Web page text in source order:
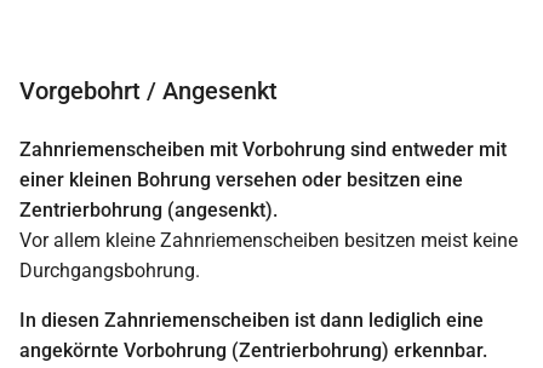
Vorgebohrt / Angesenkt
Zahnriemenscheiben mit Vorbohrung sind entweder mit
einer kleinen Bohrung versehen oder besitzen eine
Zentrierbohrung (angesenkt).
Vor allem kleine Zahnriemenscheiben besitzen meist keine
Durchgangsbohrung.
In diesen Zahnriemenscheiben ist dann lediglich eine
angekörnte Vorbohrung (Zentrierbohrung) erkennbar.